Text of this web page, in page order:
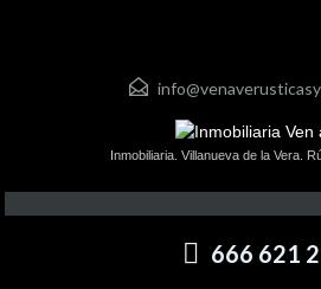
Inmobiliaria. Villanueva de la Vera.
666 621